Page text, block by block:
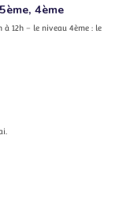
4ème
12h – le niveau 4ème : le